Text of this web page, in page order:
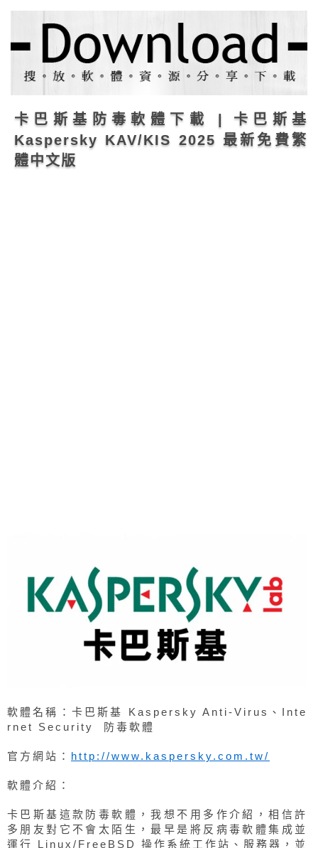
卡巴斯基防毒軟體下載 | 卡巴斯基
Kaspersky KAV/KIS 2025 最新免費繁
體中文版
軟體名稱：卡巴斯基 Kaspersky Anti-Virus、Inte
rnet Security 防毒軟體
官方網站： http://www.kaspersky.com.tw/
軟體介紹：
卡巴斯基這款防毒軟體，我想不用多作介紹，相信許
多朋友對它不會太陌生，最早是將反病毒軟體集成並
運行 Linux/FreeBSD 操作系統工作站、服務器，並